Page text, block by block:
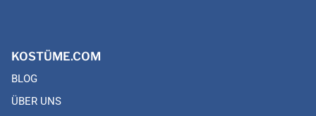
KOSTÜME.COM
BLOG
ÜBER UNS